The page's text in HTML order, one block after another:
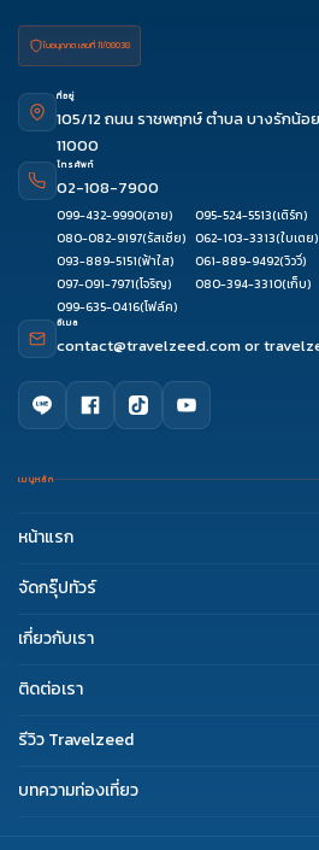
ใบอนุญาต เลขที่ 11/08038
ที่อยู่
105/12 ถนน ราชพฤกษ์ ตำบล บางรักน้อ
11000
โทรศัพท์
02-108-7900
099-432-9990(อาย) 095-524-5513(เติร์ก)
080-082-9197(รัสเซีย) 062-103-3313(ใบเตย)
093-889-5151(ฟ้าใส) 061-889-9492(วิววี่)
097-091-7971(โจริญ) 080-394-3310(เก็บ)
099-635-0416(โฟล์ค)
อีเมล
contact@travelzeed.comor
เมนูหลัก
หน้าแรก
จัดกรุ๊ปทัวร์
เกี่ยวกับเรา
ติดต่อเรา
รีวิว Travelzeed
บทความท่องเที่ยว